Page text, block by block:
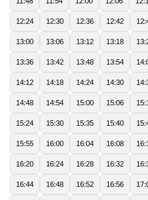
12:24 12:30 12:36 12:42
13:00 13:06 13:12 13:18
13:36 13:42 13:48 13:54
14:12 14:18 14:24 14:30
14:48 14:54 15:00 15:06
15:24 15:30 15:35 15:40
15:55 16:00 16:04 16:08
16:20 16:24 16:28 16:32
16:44 16:48 16:52 16:56